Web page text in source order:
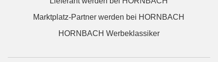
Marktplatz-Partner werden bei HORNBACH
HORNBACH Werbeklassiker